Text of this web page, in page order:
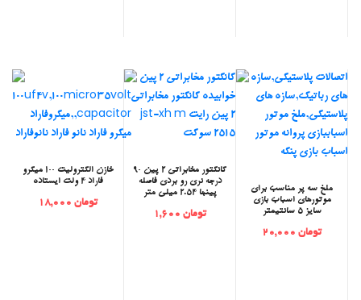
‫خازن الکترولیت 100 میکرو
فاراد 4 ولت ایستاده
تومان 18,000
‫کانکتور مخابراتی 2 پین 90
درجه نری رو بردی فاصله
پینها 2.54 میلی متر
تومان 1,600
‫ملخ سه پر مناسب برای
موتورهای اسباب بازی
سایز 5 سانتیمتر
تومان 20,000